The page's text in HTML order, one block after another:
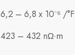
6,2 – 6,8 x 10⁻⁶ /°F
423 – 432 nΩ·m